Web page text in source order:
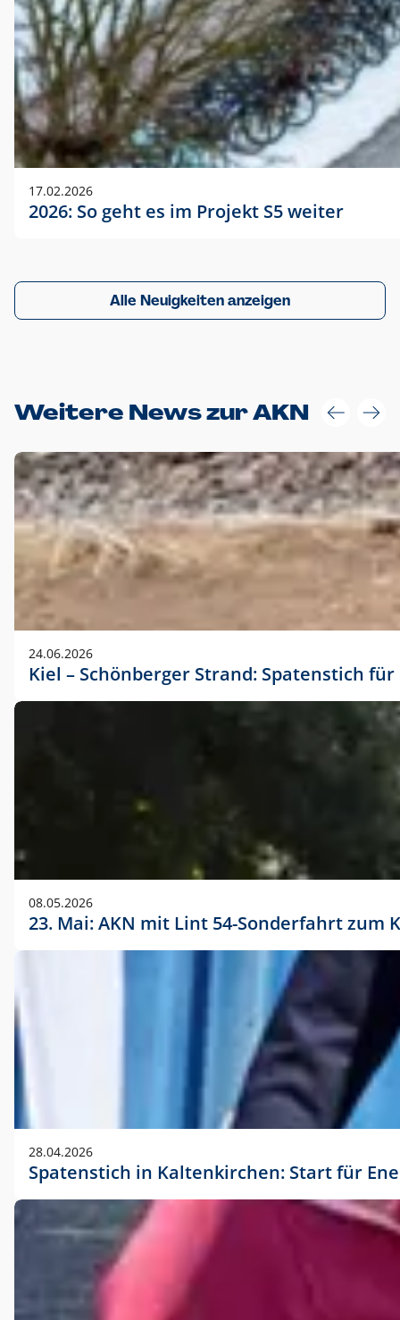
17.02.2026
2026: So geht es im Projekt S5 weiter
Alle Neuigkeiten anzeigen
Weitere News zur AKN
24.06.2026
Kiel – Schönberger Strand: Spatenstich
08.05.2026
23. Mai: AKN mit Lint 54-Sonderfahrt
28.04.2026
Spatenstich in Kaltenkirchen: Start für